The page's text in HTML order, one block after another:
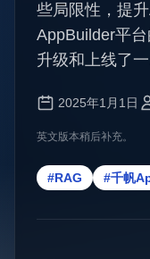
些局限性，提
AppBuilder平
升级和上线了
2025年1月1日
英文版本稍后补充。
#RAG #千帆